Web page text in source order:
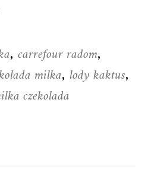
, carrefour radom,
milka, lody kaktus,
czekolada